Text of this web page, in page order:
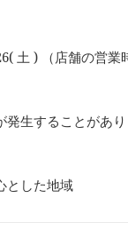
土 ) （店舗の営業
生することがあ
とした地域